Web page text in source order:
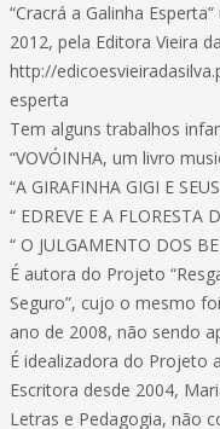
“Cracrá a Galinha
2012, pela Editora Vieira
http://
esperta
Tem alguns trabalhos
“VOVÓINHA, um livro
“A GIRAFINHA GIGI E
“ EDREVE E A FLORESTA
“ O JULGAMENTO DOS
É autora do Projeto
Seguro”, cujo o mesmo
ano de 2008, não sendo
É idealizadora do Projeto
Escritora desde 2004,
Letras e Pedagogia, não